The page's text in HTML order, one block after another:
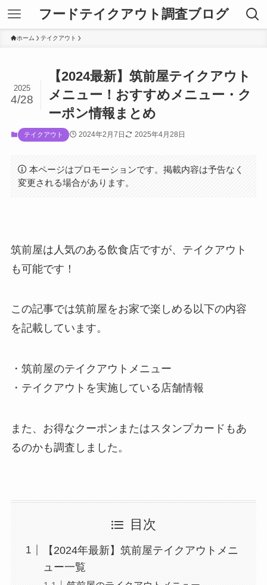
フードテイクアウト調査ブログ
ホーム テイクアウト
【2024最新】筑前屋テイクアウト
メニュー！おすすめメニュー・ク
ーポン情報まとめ
2025
4/28
テイクアウト 2024年2月7日 2025年4月28日
本ページはプロモーションです。掲載内容は予告なく
変更される場合があります。
筑前屋は人気のある飲食店ですが、テイクアウト
も可能です！
この記事では筑前屋をお家で楽しめる以下の内容
を記載しています。
・筑前屋のテイクアウトメニュー
・テイクアウトを実施している店舗情報
また、お得なクーポンまたはスタンプカードもあ
るのかも調査しました。
目次
【2024年最新】筑前屋テイクアウトメニ
ュー一覧